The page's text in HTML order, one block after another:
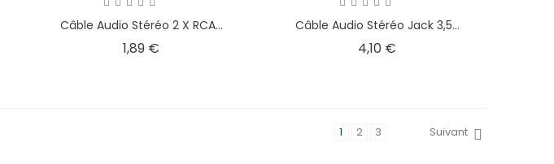
Câble Audio Stéréo 2 X RCA...
1,89 €
Câble Audio Stéréo Jack 3,5...
4,10 €
1 2 3 Suivant